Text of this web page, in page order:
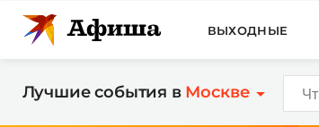
ВЫХОДНЫЕ
Лучшие события в Москве